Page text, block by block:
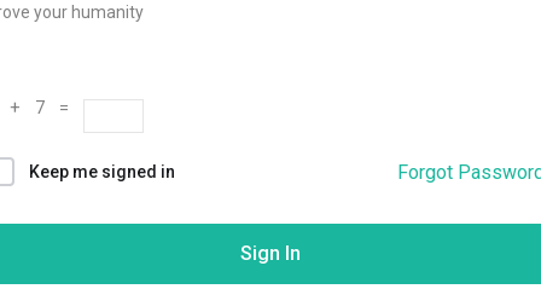
your humanity
+ 7 =
Keep me signed in Forgot
Sign In